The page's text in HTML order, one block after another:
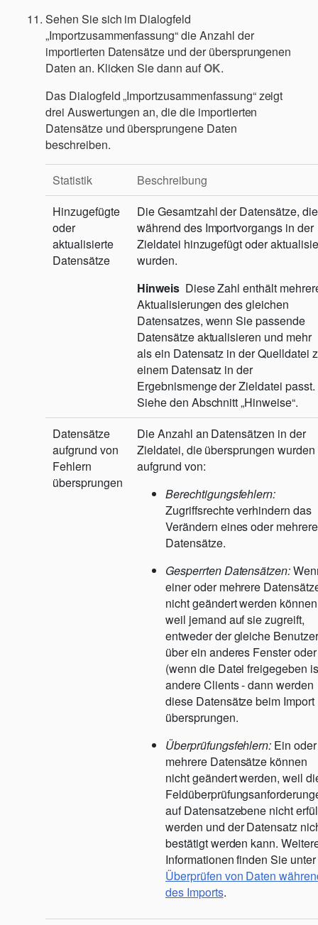
Sehen Sie sich im Dialogfeld
„Importzusammenfassung“ die Anzahl der
importierten Datensätze und der übersprungenen
Daten an. Klicken Sie dann aufOK.
Das Dialogfeld „Importzusammenfassung“ zeigt
drei Auswertungen an, die die importierten
Datensätze und übersprungene Daten
beschreiben.
Statistik
Beschreibung
Hinzugefügte
oder
aktualisierte
Datensätze
Die Gesamtzahl der Datensätze, die
während des Importvorgangs in der
Zieldatei hinzugefügt oder
wurden.
Hinweis Diese Zahl enthält
Aktualisierungen des gleichen
Datensatzes, wenn Sie passende
Datensätze aktualisieren und mehr
als ein Datensatz in der Quelldatei
einem Datensatz in der
Ergebnismenge der Zieldatei passt.
Siehe den Abschnitt „Hinweise“.
Datensätze
aufgrund von
Fehlern
übersprungen
Die Anzahl an Datensätzen in der
Zieldatei, die übersprungen wurden
aufgrund von:
Berechtigungsfehlern:
Zugriffsrechte verhindern das
Verändern eines oder
Datensätze.
Gesperrten Datensätzen:
einer oder mehrere
nicht geändert werden
weil jemand auf sie zugreift,
entweder der gleiche Benutzer
über ein anderes Fenster oder
(wenn die Datei freigegeben
andere Clients - dann werden
diese Datensätze beim Import
übersprungen.
Überprüfungsfehlern: Ein oder
mehrere Datensätze können
nicht geändert werden, weil
auf Datensatzebene nicht
werden und der Datensatz
bestätigt werden kann.
Informationen finden Sie unter
Überprüfen von Daten
des Imports.